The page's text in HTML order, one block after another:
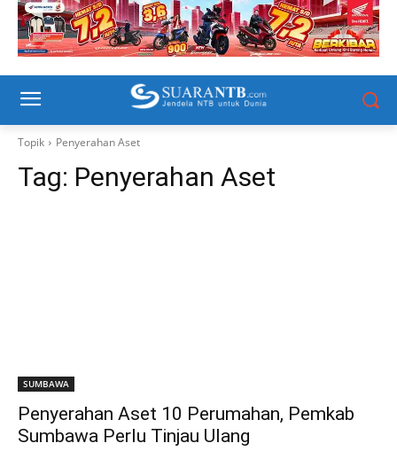
Topik Penyerahan Aset
Tag: Penyerahan Aset
SUMBAWA
Penyerahan Aset 10 Perumahan, Pemkab
Sumbawa Perlu Tinjau Ulang